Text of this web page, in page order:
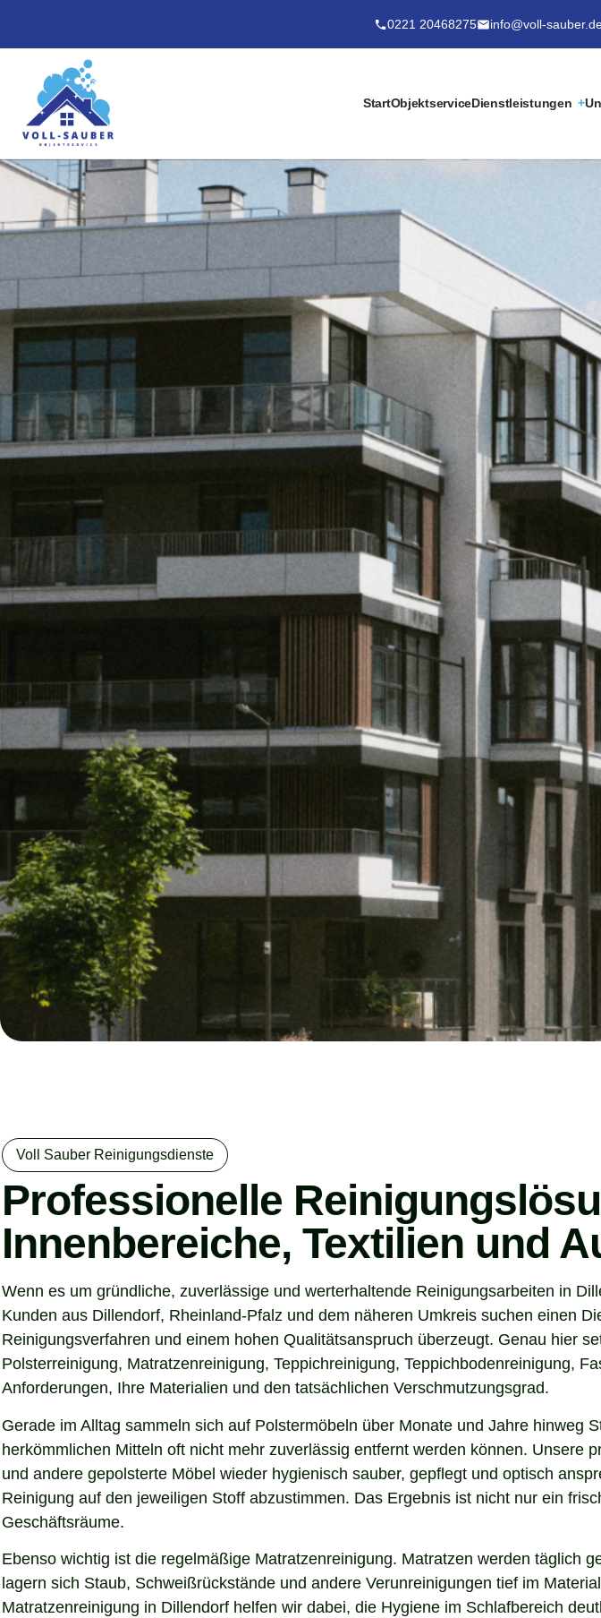
0221 20468275 info@voll-
StartObjektserviceDienstleistungen
Voll Sauber Reinigungsdienste
Professionelle
Innenbereiche, Textilien und
Wenn es um gründliche, zuverlässige und werterhaltende Reinigungsarbeiten in
Kunden aus Dillendorf, Rheinland-Pfalz und dem näheren Umkreis suchen einen
Reinigungsverfahren und einem hohen Qualitätsanspruch überzeugt. Genau hier
Polsterreinigung, Matratzenreinigung, Teppichreinigung, Teppichbodenreinigung,
Anforderungen, Ihre Materialien und den tatsächlichen Verschmutzungsgrad.
Gerade im Alltag sammeln sich auf Polstermöbeln über Monate und Jahre hinweg
herkömmlichen Mitteln oft nicht mehr zuverlässig entfernt werden können.
und andere gepolsterte Möbel wieder hygienisch sauber, gepflegt und optisch
Reinigung auf den jeweiligen Stoff abzustimmen. Das Ergebnis ist nicht nur ein
Geschäftsräume.
Ebenso wichtig ist die regelmäßige Matratzenreinigung. Matratzen werden täglich
lagern sich Staub, Schweißrückstände und andere Verunreinigungen tief im
Matratzenreinigung in Dillendorf helfen wir dabei, die Hygiene im Schlafbereich